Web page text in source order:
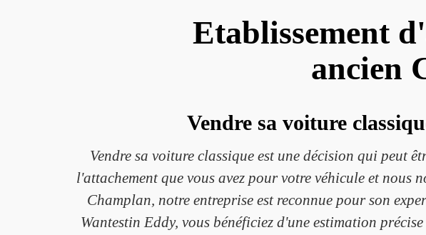
Etablissement
ancien
Vendre sa voiture
Vendre sa voiture classique est une décision qui peut
l'attachement que vous avez pour votre véhicule et nous
Champlan, notre entreprise est reconnue pour son
Wantestin Eddy, vous bénéficiez d'une estimation